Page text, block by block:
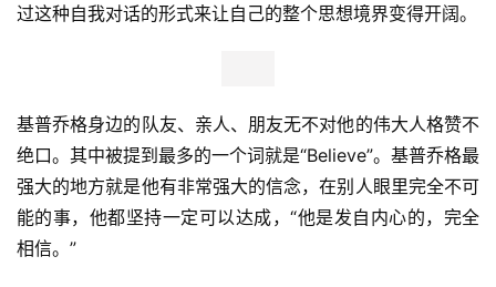
过这种自我对话的形式来让自己的整个思想境界变得开阔。
基普乔格身边的队友、亲人、朋友无不对他的伟大人格赞不
绝口。其中被提到最多的一个词就是“Believe”。基普乔格最
强大的地方就是他有非常强大的信念，在别人眼里完全不可
能的事，他都坚持一定可以达成，“他是发自内心的，完全
相信。”